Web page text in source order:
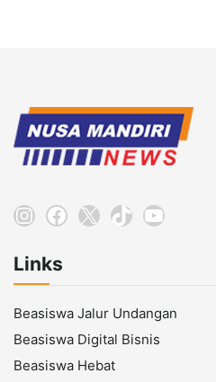
Instagram
Facebook
X TikTokYouTube
Links
Beasiswa Jalur Undangan
Beasiswa Digital Bisnis
Beasiswa Hebat